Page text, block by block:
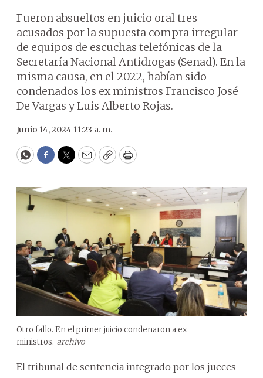
Fueron absueltos en juicio oral tres
acusados por la supuesta compra irregular
de equipos de escuchas telefónicas de la
Secretaría Nacional Antidrogas (Senad). En la
misma causa, en el 2022, habían sido
condenados los ex ministros Francisco José
De Vargas y Luis Alberto Rojas.
Junio 14, 2024 11:23 a. m.
WhatsApp
Facebook
Twitter
EmailCopyPrint
Otro fallo. En el primer juicio condenaron a ex
ministros. archivo
El tribunal de sentencia integrado por los jueces